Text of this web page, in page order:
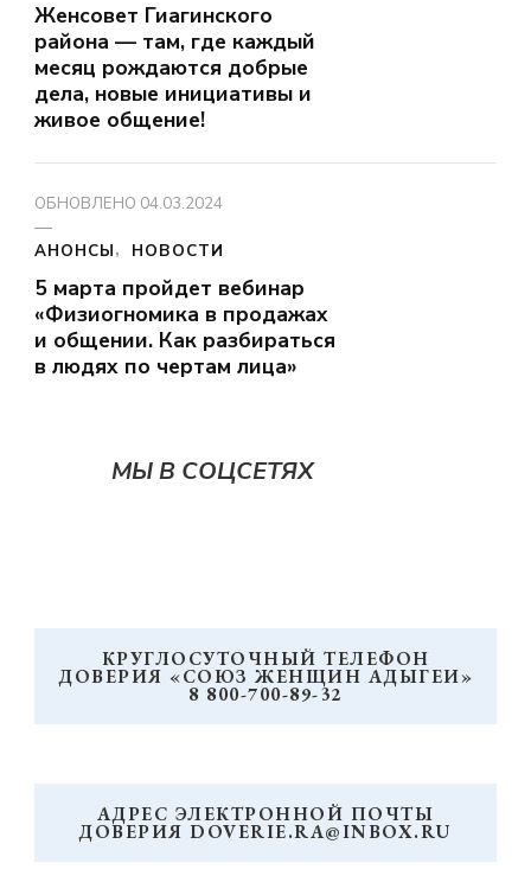
Женсовет Гиагинского
района — там, где каждый
месяц рождаются добрые
дела, новые инициативы и
живое общение!
ОБНОВЛЕНО 04.03.2024
АНОНСЫ НОВОСТИ
5 марта пройдет вебинар
«Физиогномика в продажах
и общении. Как разбираться
в людях по чертам лица»
МЫ В СОЦСЕТЯХ
КРУГЛОСУТОЧНЫЙ ТЕЛЕФОН
ДОВЕРИЯ «СОЮЗ ЖЕНЩИН АДЫГЕИ»
8 800-700-89-32
АДРЕС ЭЛЕКТРОННОЙ ПОЧТЫ
ДОВЕРИЯ DOVERIE.RA@INBOX.RU